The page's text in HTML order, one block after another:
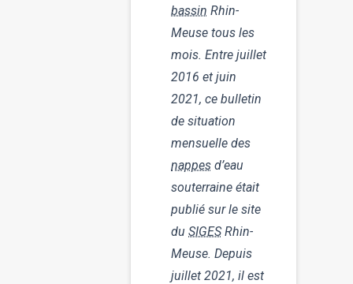
bassin Rhin-
Meuse tous les
mois. Entre juillet
2016 et juin
2021, ce bulletin
de situation
mensuelle des
nappes d’eau
souterraine était
publié sur le site
du SIGES Rhin-
Meuse. Depuis
juillet 2021, il est